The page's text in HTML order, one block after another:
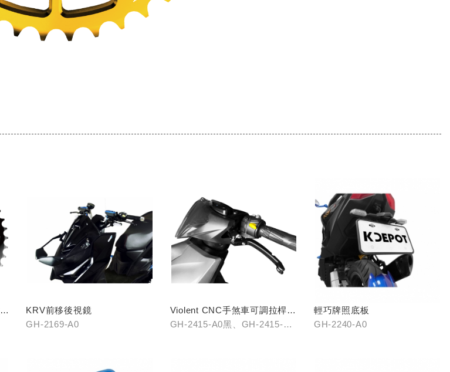
KRV前移後視鏡
GH-2169-A0
Violent CNC手煞車可調拉桿
(黑/銀/鈦)
GH-2415-A0黑、GH-2415-B0
輕巧牌照底板
GH-2240-A0